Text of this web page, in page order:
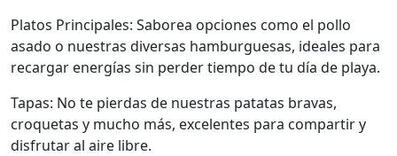
Platos Principales: Saborea opciones como el pollo
asado o nuestras diversas hamburguesas, ideales para
recargar energías sin perder tiempo de tu día de playa.
Tapas: No te pierdas de nuestras patatas bravas,
croquetas y mucho más, excelentes para compartir y
disfrutar al aire libre.